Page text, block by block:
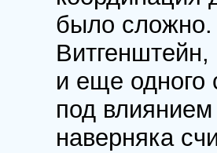
было сложно.
и еще одного
под
наверняка